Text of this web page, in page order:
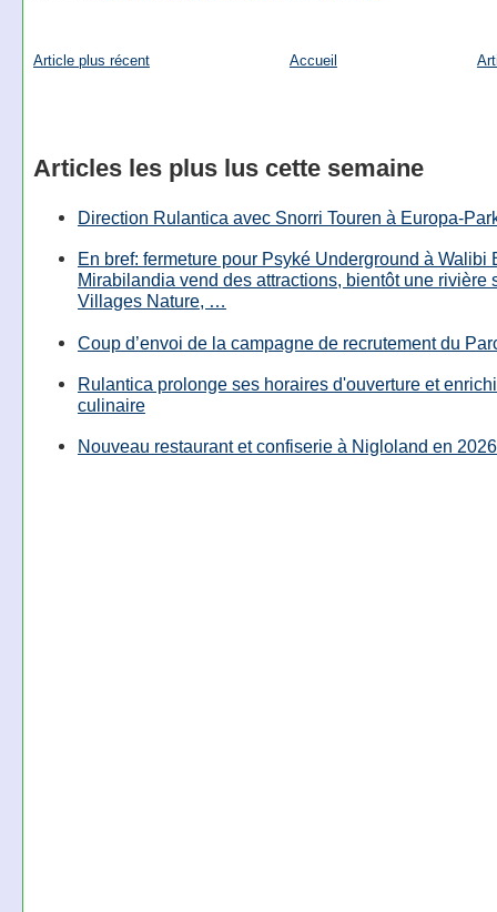
Article plus récent Accueil
Articles les plus lus cette semaine
Direction Rulantica avec Snorri Touren à Europa-
En bref: fermeture pour Psyké Underground à Walibi
Mirabilandia vend des attractions, bientôt une rivière
Villages Nature, …
Coup d’envoi de la campagne de recrutement du
Rulantica prolonge ses horaires d'ouverture et
culinaire
Nouveau restaurant et confiserie à Nigloland en 2026